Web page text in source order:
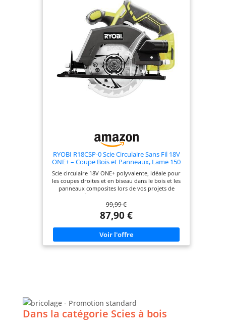
RYOBI R18CSP-0 Scie Circulaire Sans Fil 18V
ONE+ – Coupe Bois et Panneaux, Lame 150
mm, Réglage Profondeur & Biseau 0-50°,
Ergonomique – Sans Batterie ni Chargeur
Scie circulaire 18V ONE+ polyvalente, idéale pour
les coupes droites et en biseau dans le bois et les
panneaux composites lors de vos projets de
bricolage. Réglage sans outil de la profondeur et
de l’inclinaison (0–50°) pour s’adapter rapidement
à chaque application et réaliser des coupes
précises. Lame Ø150 mm de haute qualité
assurant des coupes nettes et rapides, avec une
profondeur maximale de 45 mm à 90°. Confort et
sécurité optimisés grâce aux poignées GripZone, à
la protection de lame avec levier et à
99,99 €
87,90 €
Dans la catégorie Scies à bois